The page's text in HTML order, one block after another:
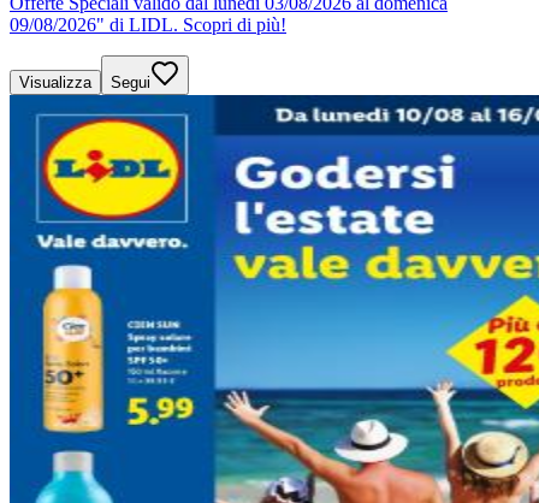
09/08/2026" di LIDL. Scopri di più!
Visualizza Segui